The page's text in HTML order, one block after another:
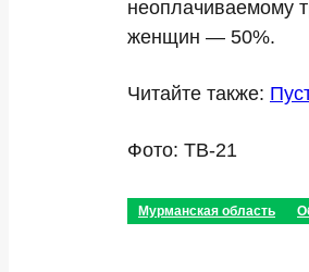
неоплачиваемому
женщин — 50%.
Читайте также:
Фото: ТВ-21
Мурманская область